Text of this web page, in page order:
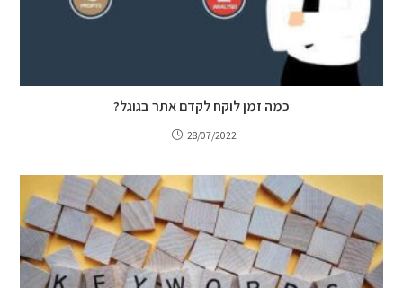
כמה זמן לוקח לקדם אתר בגוגל?
28/07/2022